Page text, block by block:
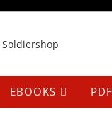
EBOOKS PDF